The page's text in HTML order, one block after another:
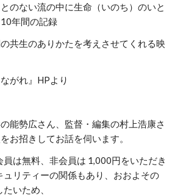
のない流の中に生命（いのち）のいと
年間の記録
共生のありかたを考えさせてくれる映
がれ』HPより
能勢広さん、監督・編集の村上浩康さ
お招きしてお話を伺います。
員は無料、非会員は 1,000円をいただき
ュリティーの関係もあり、おおよその
いため、